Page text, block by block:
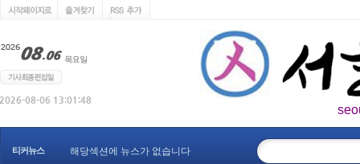
티커뉴스 해당섹션에 뉴스가 없습니다